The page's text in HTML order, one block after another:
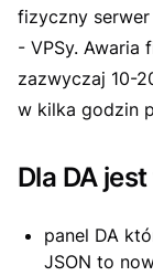
fizyczny
- VPSy. Awaria
zazwyczaj 10-
w kilka godzin
Dla DA
panel DA
JSON to